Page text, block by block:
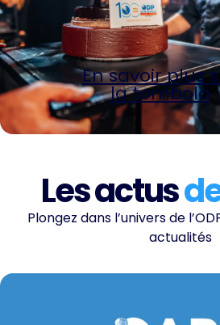
En savoir plus
la tombola
Les actus
Plongez dans l’univers de
actualités